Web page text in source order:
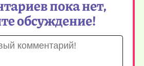
пока нет,
обсуждение!